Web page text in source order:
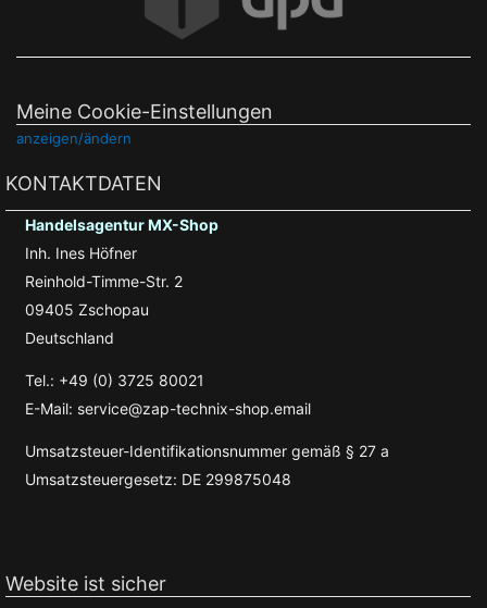
Meine Cookie-Einstellungen
anzeigen/ändern
KONTAKTDATEN
Handelsagentur MX-Shop
Inh. Ines Höfner
Reinhold-Timme-Str. 2
09405 Zschopau
Deutschland
Tel.: +49 (0) 3725 80021
E-Mail: service@zap-technix-shop.email
Umsatzsteuer-Identifikationsnummer gemäß § 27 a
Umsatzsteuergesetz: DE 299875048
Website ist sicher